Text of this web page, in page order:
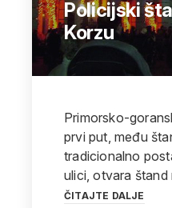
Policijski
Korzu
Primorsko-
prvi put, među
tradicionalno
ulici, otvara štand
ČITAJTE DALJE